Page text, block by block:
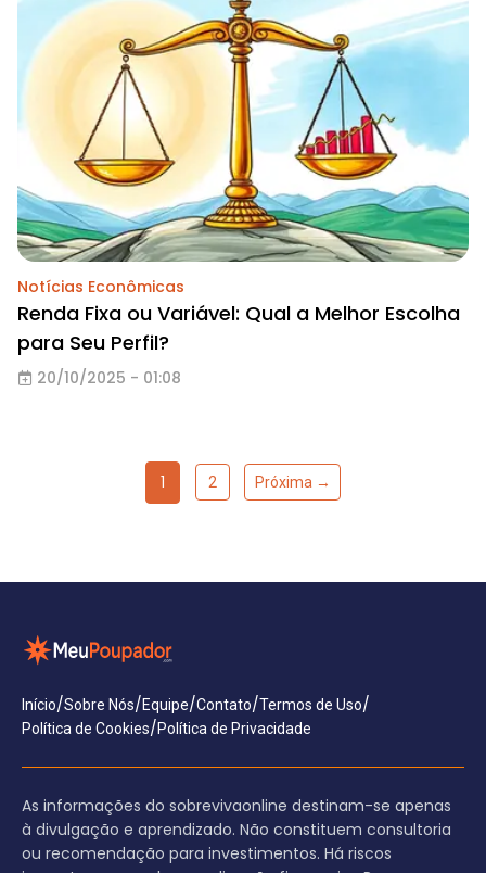
Notícias Econômicas
Renda Fixa ou Variável: Qual a Melhor Escolha
para Seu Perfil?
20/10/2025 - 01:08
1 2 Próxima →
Início/Sobre Nós/Equipe/Contato/Termos de Uso/
Política de Cookies/Política de Privacidade
As informações do sobrevivaonline destinam-se apenas
à divulgação e aprendizado. Não constituem consultoria
ou recomendação para investimentos. Há riscos